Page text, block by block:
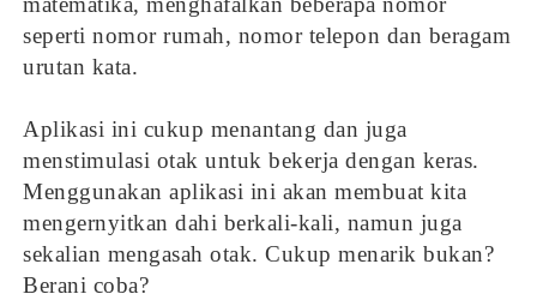
seperti nomor rumah, nomor telepon dan beragam
urutan kata.
Aplikasi ini cukup menantang dan juga
menstimulasi otak untuk bekerja dengan keras.
Menggunakan aplikasi ini akan membuat kita
mengernyitkan dahi berkali-kali, namun juga
sekalian mengasah otak. Cukup menarik bukan?
Berani coba?